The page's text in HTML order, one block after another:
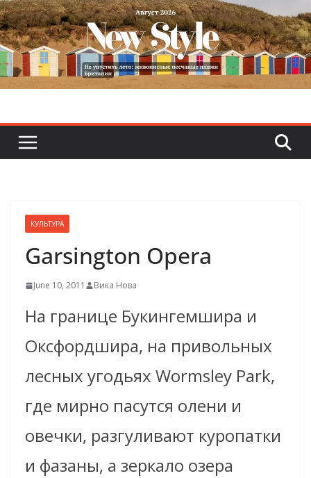
Skip
to
content
КУЛЬТУРА
Garsington Opera
June 10, 2011 Вика Нова
На границе Букингемшира и
Оксфордшира, на привольных
лесных угодьях Wormsley Park,
где мирно пасутся олени и
овечки, разгуливают куропатки
и фазаны, а зеркало озера